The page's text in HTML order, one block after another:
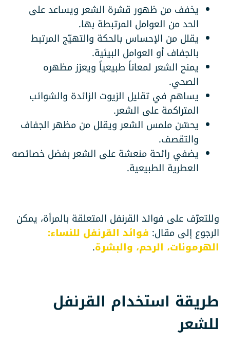
يخفف من ظهور قشرة الشعر ويساعد على
الحد من العوامل المرتبطة بها.
يقلل من الإحساس بالحكة والتهيّج المرتبط
بالجفاف أو العوامل البيئية.
يمنح الشعر لمعاناً طبيعياً ويعزز مظهره
الصحي.
يساهم في تقليل الزيوت الزائدة والشوائب
المتراكمة على الشعر.
يحسّن ملمس الشعر ويقلل من مظهر الجفاف
والتقصف.
يضفي رائحة منعشة على الشعر بفضل خصائصه
العطرية الطبيعية.
وللتعرّف على فوائد القرنفل المتعلقة بالمرأة، يمكن
الرجوع إلى مقال: فوائد القرنفل للنساء:
الهرمونات، الرحم، والبشرة.
طريقة استخدام القرنفل
للشعر